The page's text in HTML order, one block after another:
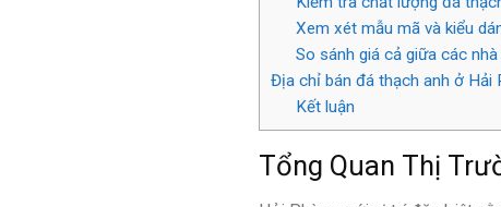
Xem xét mẫu mã và kiểu
So sánh giá cả giữa các
Địa chỉ bán đá thạch anh ở Hải
Kết luận
Tổng Quan Thị